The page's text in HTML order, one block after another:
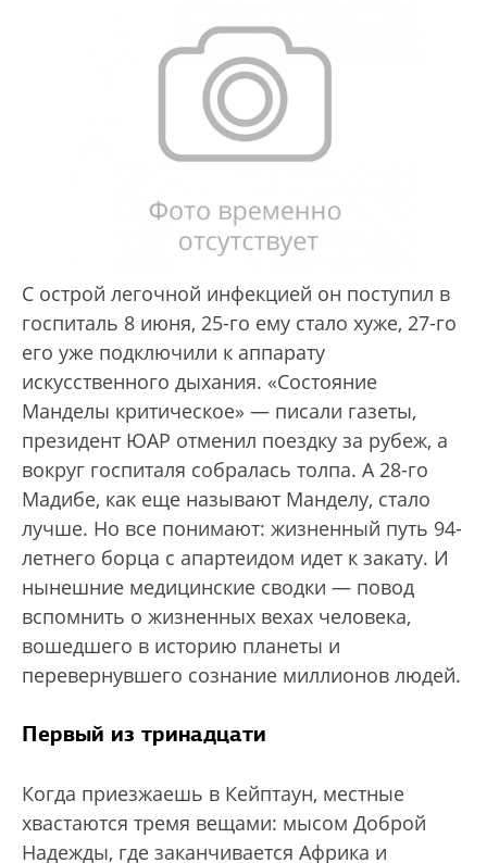
С острой легочной инфекцией он поступил в
госпиталь 8 июня, 25-го ему стало хуже, 27-го
его уже подключили к аппарату
искусственного дыхания. «Состояние
Манделы критическое» — писали газеты,
президент ЮАР отменил поездку за рубеж, а
вокруг госпиталя собралась толпа. А 28-го
Мадибе, как еще называют Манделу, стало
лучше. Но все понимают: жизненный путь 94-
летнего борца с апартеидом идет к закату. И
нынешние медицинские сводки — повод
вспомнить о жизненных вехах человека,
вошедшего в историю планеты и
перевернувшего сознание миллионов людей.
Первый из тринадцати
Когда приезжаешь в Кейптаун, местные
хвастаются тремя вещами: мысом Доброй
Надежды, где заканчивается Африка и